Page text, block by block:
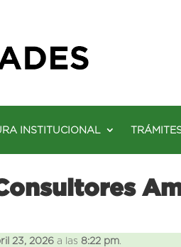
INSTITUCIONAL
23, 2026 a las 8:22 pm